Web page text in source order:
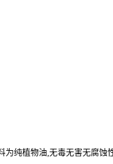
纯植物油,无毒无害无腐蚀